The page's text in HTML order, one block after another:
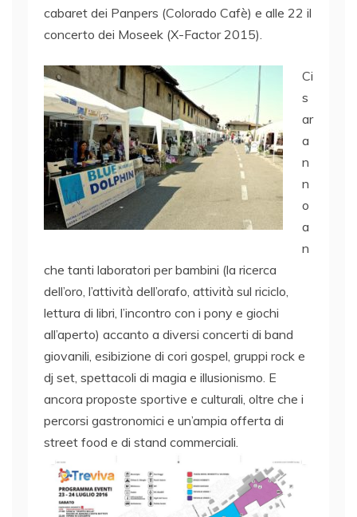
cabaret dei Panpers (Colorado Cafè) e alle 22 il
concerto dei Moseek (X-Factor 2015).
Ci
s
ar
a
n
n
o
a
n
che tanti laboratori per bambini (la ricerca
dell’oro, l’attività dell’orafo, attività sul riciclo,
lettura di libri, l’incontro con i pony e giochi
all’aperto) accanto a diversi concerti di band
giovanili, esibizione di cori gospel, gruppi rock e
dj set, spettacoli di magia e illusionismo. E
ancora proposte sportive e culturali, oltre che i
percorsi gastronomici e un’ampia offerta di
street food e di stand commerciali.